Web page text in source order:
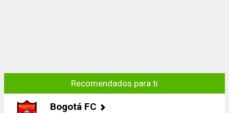
Recomendados para ti
Bogotá FC